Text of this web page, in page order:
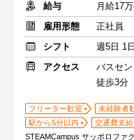
給与
月給17
雇用形態
正社員
シフト
週5日 1
アクセス
バスセ
徒歩3分
フリーター歓迎 未経験者
駅から5分以内
交通費支給
STEAMCampus サッポロファ